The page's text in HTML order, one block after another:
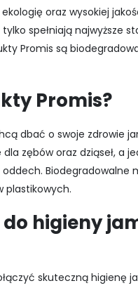
oraz wysokiej
spełniają najwyższe
Promis są
Promis?
dbać o swoje zdrowie
zębów oraz dziąseł, a
Biodegradowalne
plastikowych.
higieny
skuteczną higienę